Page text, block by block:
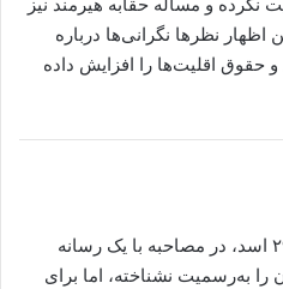
اظهار نظرها نگرانی‌ها درباره
حقوق اقلیت‌ها را افزایش داده
عباس عراقچی روز چهارشنبه، ۲۹ اسد، در مصاحبه با یک رسانه
را به‌رسمیت نشناخته، اما برای